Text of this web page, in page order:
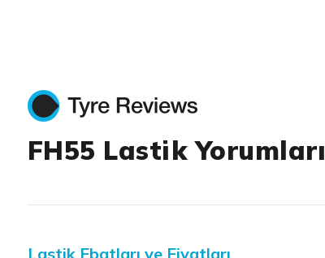
FH55 Lastik Yorumları
Lastik Ebatları ve Fiyatları